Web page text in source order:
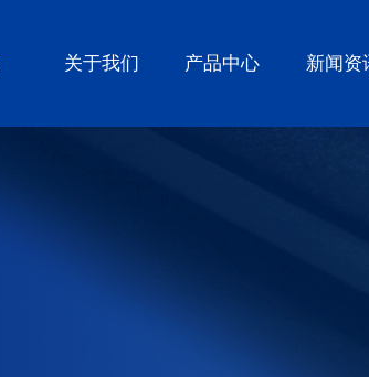
关于我们 产品中心 新闻资